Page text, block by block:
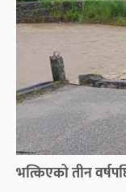
भत्किएको तीन